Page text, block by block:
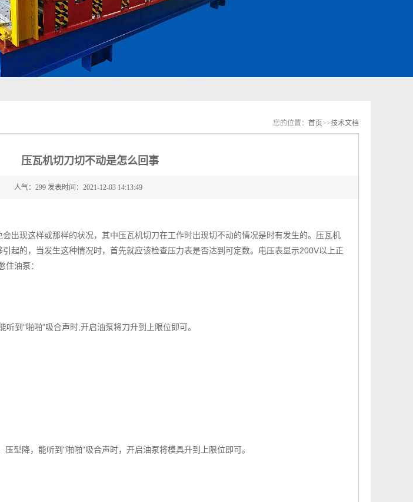
您的位置： 首页>>技术文档
压瓦机切刀切不动是怎么回事
人气：299 发表时间：2021-12-03 14:13:49
出现这样或那样的状况，其中压瓦机切刀在工作时出现切不动的情况是时有发生的。压瓦机
起的，当发生这种情况时，首先就应该检查压力表是否达到可定数。电压表显示200V以上正
油泵：
到"啪啪"吸合声时,开启油泵将刀升到上限位即可。
降，能听到"啪啪"吸合声时，开启油泵将模具升到上限位即可。